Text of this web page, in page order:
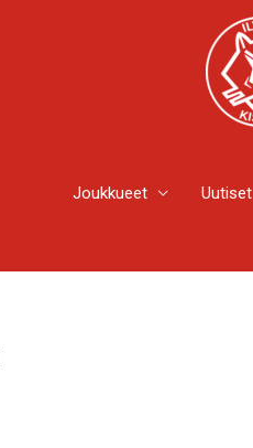
Joukkueet Uutiset